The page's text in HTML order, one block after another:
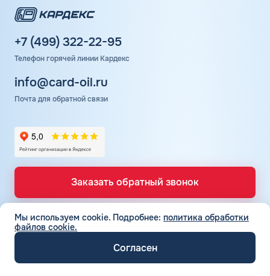
+7 (499) 322-22-95
Телефон горячей линии Кардекс
info@card-oil.ru
Почта для обратной связи
Заказать обратный звонок
ТОПЛИВНЫЕ КАРТЫ
Топливные карты КАРДЕКС
Мы используем cookie. Подробнее: политика обработки
файлов cookie.
Согласен